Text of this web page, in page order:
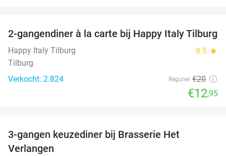
35%
2-gangendiner à la carte bij Happy Italy Tilburg
Happy Italy Tilburg 8.5 star
Tilburg
Verkocht: 2.824
Regulier €20
€12,95
3-gangen keuzediner bij Brasserie Het
Verlangen